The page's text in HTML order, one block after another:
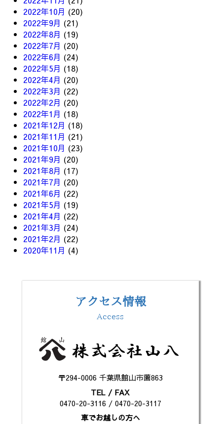
2022年10月 (20)
2022年9月 (21)
2022年8月 (19)
2022年7月 (20)
2022年6月 (24)
2022年5月 (18)
2022年4月 (20)
2022年3月 (22)
2022年2月 (20)
2022年1月 (18)
2021年12月 (18)
2021年11月 (21)
2021年10月 (23)
2021年9月 (20)
2021年8月 (17)
2021年7月 (20)
2021年6月 (22)
2021年5月 (19)
2021年4月 (22)
2021年3月 (24)
2021年2月 (22)
2020年11月 (4)
アクセス情報
Access
〒294-0006 千葉県館山市薗863
TEL / FAX
0470-20-3116 / 0470-20-3117
車でお越しの方へ